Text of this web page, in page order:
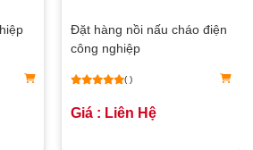
Đặt hàng nồi nấu cháo điện
công nghiệp
( )
Giá : Liên Hệ